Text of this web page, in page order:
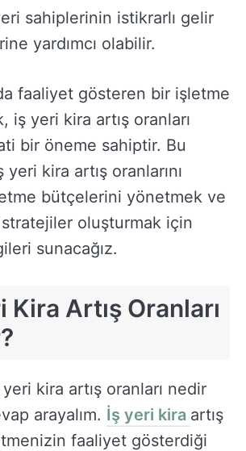
sahiplerinin istikrarlı gelir
yardımcı olabilir.
faaliyet gösteren bir işletme
iş yeri kira artış oranları
bir öneme sahiptir. Bu
kira artış oranlarını
bütçelerini yönetmek ve
oluşturmak için
sunacağız.
Kira Artış Oranları
kira artış oranları nedir
arayalım. İş yeri kira artış
faaliyet gösterdiği